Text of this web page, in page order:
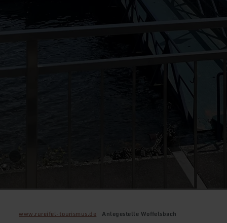
www.rureifel-tourismus.de Anlegestelle Woffelsbach